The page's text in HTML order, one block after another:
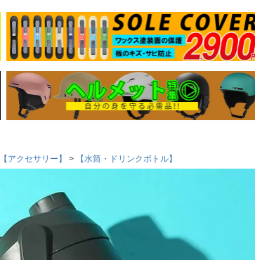
【アクセサリー】 【水筒・ドリンクボトル】